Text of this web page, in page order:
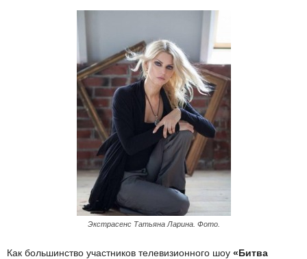
Экстрасенс Татьяна Ларина. Фото.
Как большинство участников телевизионного шоу «Битва